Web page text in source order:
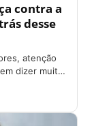
contra a
desse
atenção
dizer muito